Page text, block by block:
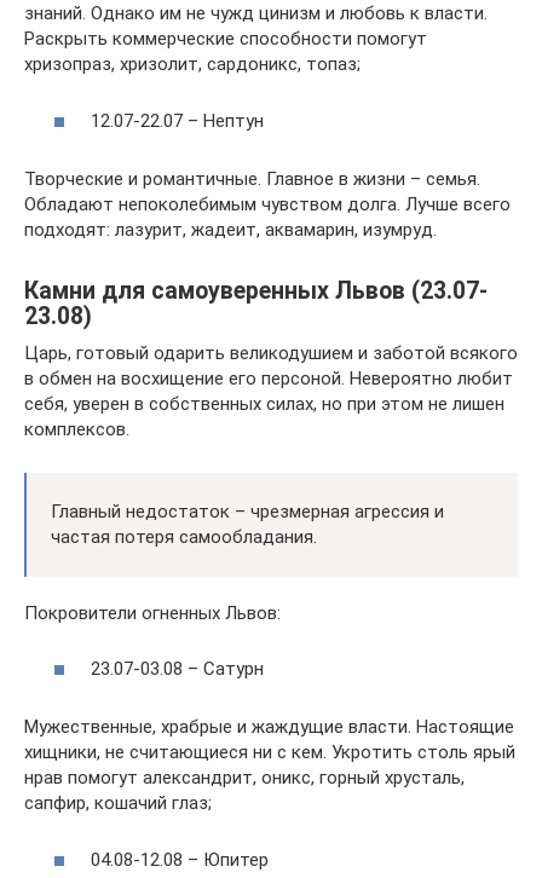
знаний. Однако им не чужд цинизм и любовь к власти.
Раскрыть коммерческие способности помогут
хризопраз, хризолит, сардоникс, топаз;
12.07-22.07 – Нептун
Творческие и романтичные. Главное в жизни – семья.
Обладают непоколебимым чувством долга. Лучше всего
подходят: лазурит, жадеит, аквамарин, изумруд.
Камни для самоуверенных Львов (23.07-
23.08)
Царь, готовый одарить великодушием и заботой всякого
в обмен на восхищение его персоной. Невероятно любит
себя, уверен в собственных силах, но при этом не лишен
комплексов.
Главный недостаток – чрезмерная агрессия и
частая потеря самообладания.
Покровители огненных Львов:
23.07-03.08 – Сатурн
Мужественные, храбрые и жаждущие власти. Настоящие
хищники, не считающиеся ни с кем. Укротить столь ярый
нрав помогут александрит, оникс, горный хрусталь,
сапфир, кошачий глаз;
04.08-12.08 – Юпитер